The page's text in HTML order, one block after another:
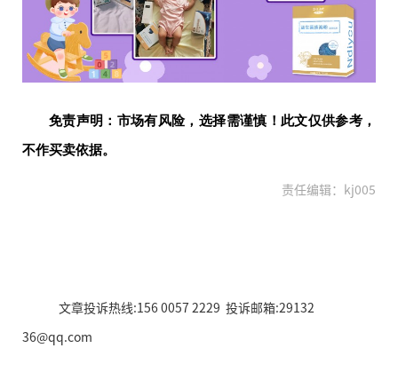
免责声明：市场有风险，选择需谨慎！此文仅供参考，
不作买卖依据。
责任编辑：kj005
文章投诉热线:156 0057 2229 投诉邮箱:29132
36@qq.com